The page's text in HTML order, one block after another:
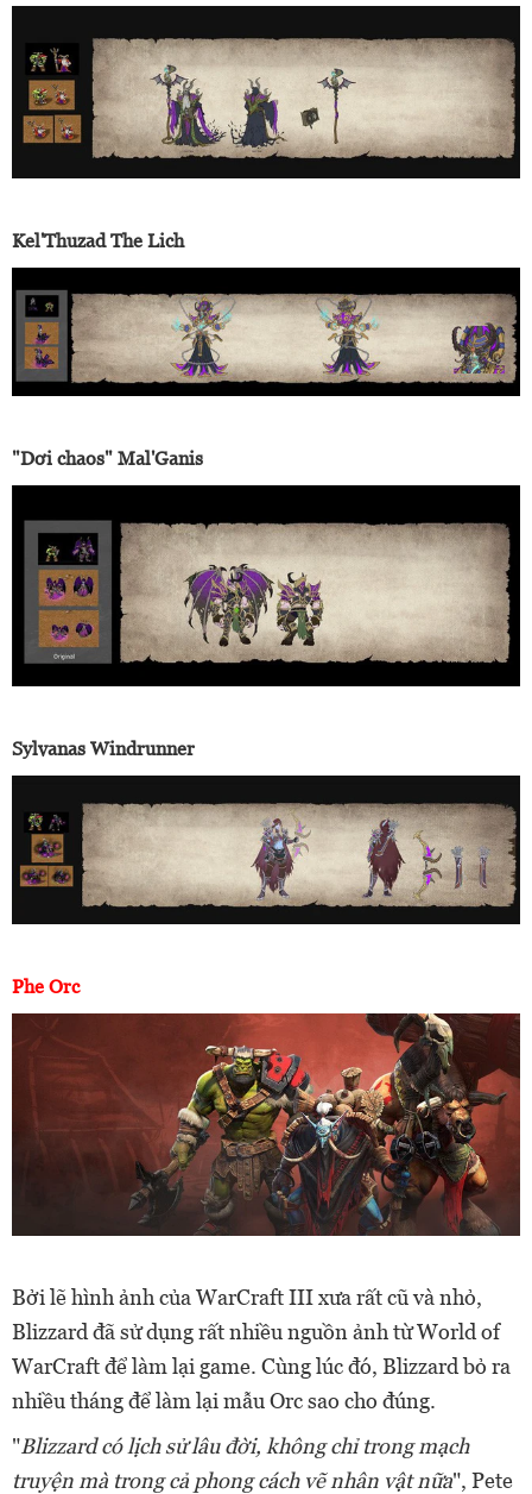
Kel'Thuzad The Lich
"Dơi chaos" Mal'Ganis
Sylvanas Windrunner
Phe Orc
Bởi lẽ hình ảnh của WarCraft III xưa rất cũ và nhỏ,
Blizzard đã sử dụng rất nhiều nguồn ảnh từ World of
WarCraft để làm lại game. Cùng lúc đó, Blizzard bỏ ra
nhiều tháng để làm lại mẫu Orc sao cho đúng.
"Blizzard có lịch sử lâu đời, không chỉ trong mạch
truyện mà trong cả phong cách vẽ nhân vật nữa", Pete